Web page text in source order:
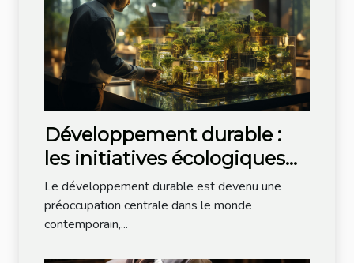
Développement durable :
les initiatives écologiques
dans la tech
Le développement durable est devenu une
préoccupation centrale dans le monde
contemporain,...